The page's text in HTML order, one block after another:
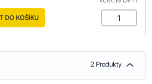
DO KOŠÍKU
2 Produkty